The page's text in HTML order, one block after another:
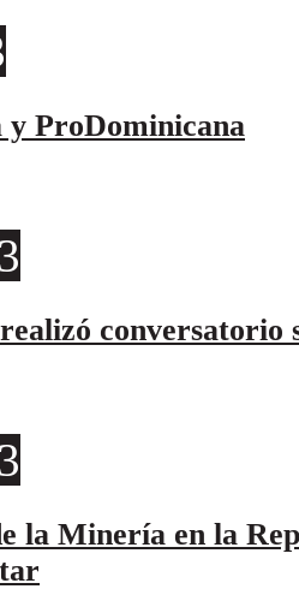
ProDominicana
conversatorio
la Minería en la